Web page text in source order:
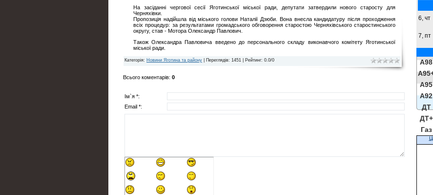
На засіданні чергової сесії Яготинської міської ради, депутати затвердили нового старосту для
Черняхівки.
Пропозиція надійшла від міського голови Наталії Дзюби. Вона внесла кандидатуру після проходження
всіх процедур: за результатами громадського обговорення старостою Черняхівського старостинського
округу, став - Мотора Олександр Павлович.
Також Олександра Павловича введено до персонального складу виконавчого комітету Яготинської
міської ради.
Категорія: Новини Яготина та району Переглядів: 1451 | Рейтинг: 0.0/0
Всього коментарів: 0
Ім`я *:
Email *:
6, чт
7, пт
A98
A95
A92
ДТ
ДТ+
Газ